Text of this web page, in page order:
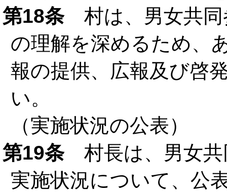
第18条村は、男女共同
の理解を深めるため、
報の提供、広報及び啓
い。
（実施状況の公表）
第19条村長は、男女共
実施状況について、公